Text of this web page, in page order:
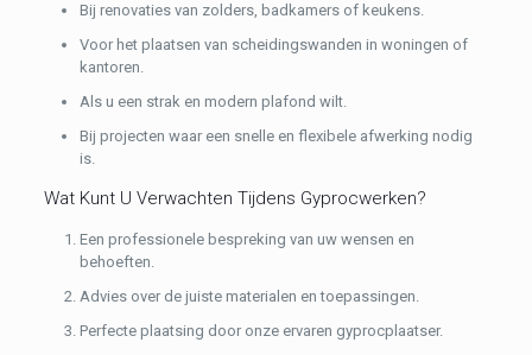
Bij renovaties van zolders, badkamers of keukens.
Voor het plaatsen van scheidingswanden in woningen of
kantoren.
Als u een strak en modern plafond wilt.
Bij projecten waar een snelle en flexibele afwerking nodig
is.
Wat Kunt U Verwachten Tijdens Gyprocwerken?
Een professionele bespreking van uw wensen en
behoeften.
Advies over de juiste materialen en toepassingen.
Perfecte plaatsing door onze ervaren gyprocplaatser.